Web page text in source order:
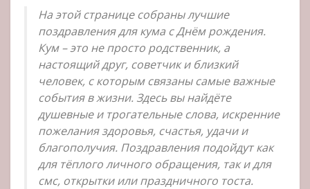
На этой странице собраны лучшие
поздравления для кума с Днём рождения.
Кум – это не просто родственник, а
настоящий друг, советчик и близкий
человек, с которым связаны самые важные
события в жизни. Здесь вы найдёте
душевные и трогательные слова, искренние
пожелания здоровья, счастья, удачи и
благополучия. Поздравления подойдут как
для тёплого личного обращения, так и для
смс, открытки или праздничного тоста.